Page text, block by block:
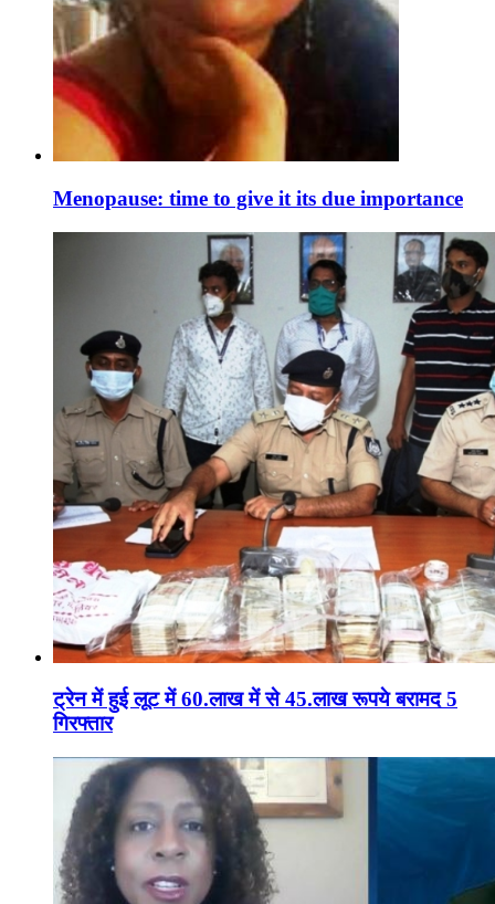
Menopause: time to give it its due importance
ट्रेन में हुई लूट में 60.लाख में से 45.लाख रूपये बरामद 5
गिरफ्तार